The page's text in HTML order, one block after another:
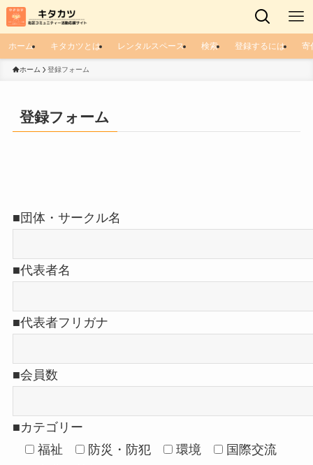
ホーム キタカツとは レンタルスペース 検索 登録するには 寄
ホーム 登録フォーム
登録フォーム
■団体・サークル名
■代表者名
■代表者フリガナ
■会員数
■カテゴリー
福祉
防災・防犯 環境
国際交流